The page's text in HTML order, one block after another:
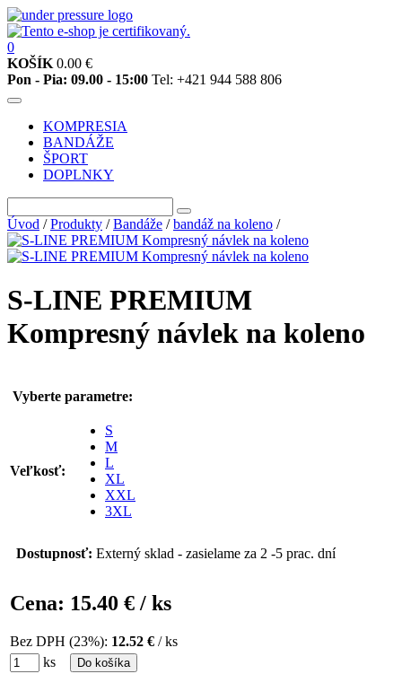
0
KOŠÍK 0.00 €
Pon - Pia: 09.00 - 15:00 Tel: +421 944 588 806
KOMPRESIA
BANDÁŽE
ŠPORT
DOPLNKY
Úvod /Produkty /Bandáže /bandáž na koleno /
S-LINE PREMIUM
Kompresný návlek na koleno
Vyberte parametre:
Veľkosť:
S
M
L
XL
XXL
3XL
Dostupnosť: Externý sklad - zasielame za 2 -5 prac. dní
Cena: 15.40 € / ks
Bez DPH (23%): 12.52 € / ks
ks
Do košíka